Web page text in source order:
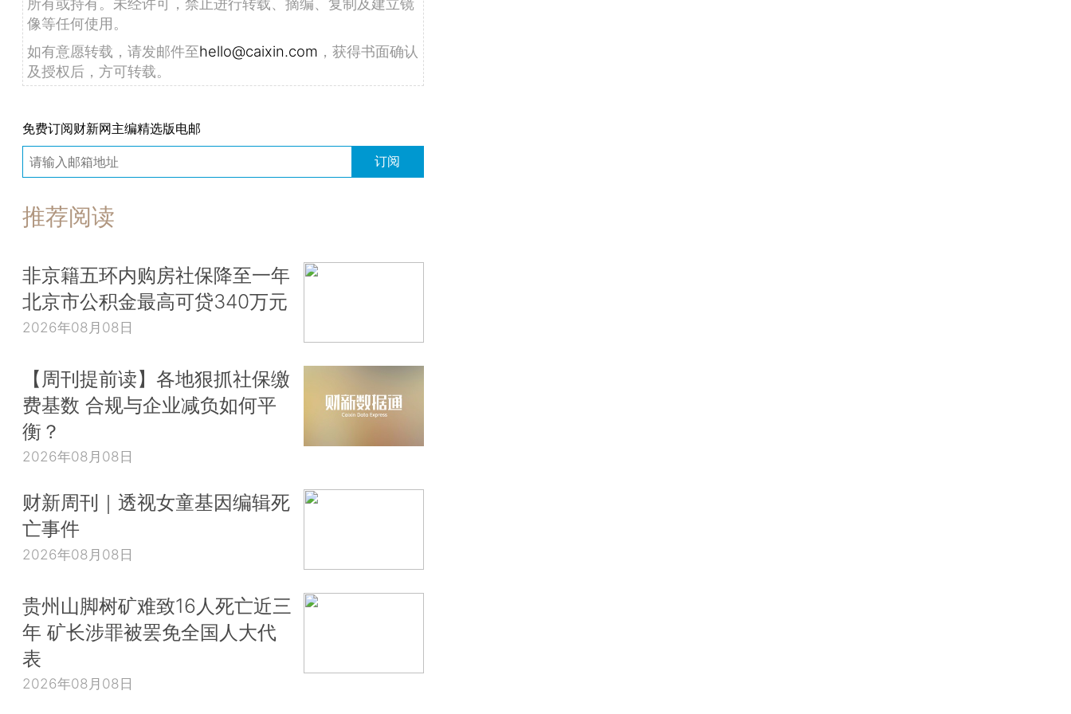
像等任何使用。
如有意愿转载，请发邮件至hello@caixin.com ，获得书面确认
及授权后，方可转载。
免费订阅财新网主编精选版电邮
订阅
推荐阅读
非京籍五环内购房社保降至一年
北京市公积金最高可贷340万元
2026年08月08日
【周刊提前读】各地狠抓社保缴
费基数 合规与企业减负如何平
衡？
2026年08月08日
财新周刊｜透视女童基因编辑死
亡事件
2026年08月08日
贵州山脚树矿难致16人死亡近三
年 矿长涉罪被罢免全国人大代
表
2026年08月08日